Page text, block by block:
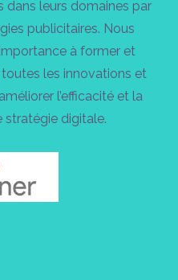
dans leurs domaines par
publicitaires. Nous
à former et
les innovations et
l’efficacité et la
stratégie digitale.